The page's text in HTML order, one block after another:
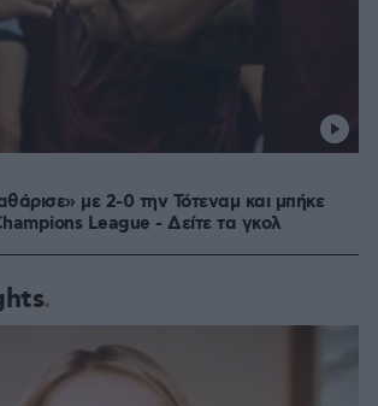
με 2-0 την Τότεναμ και μπήκε
League - Δείτε τα γκολ